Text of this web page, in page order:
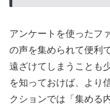
アンケートを使ったフ
の声を集められて便利
遠ざけてしまうことも
を知っておけば、より
クションでは「集める